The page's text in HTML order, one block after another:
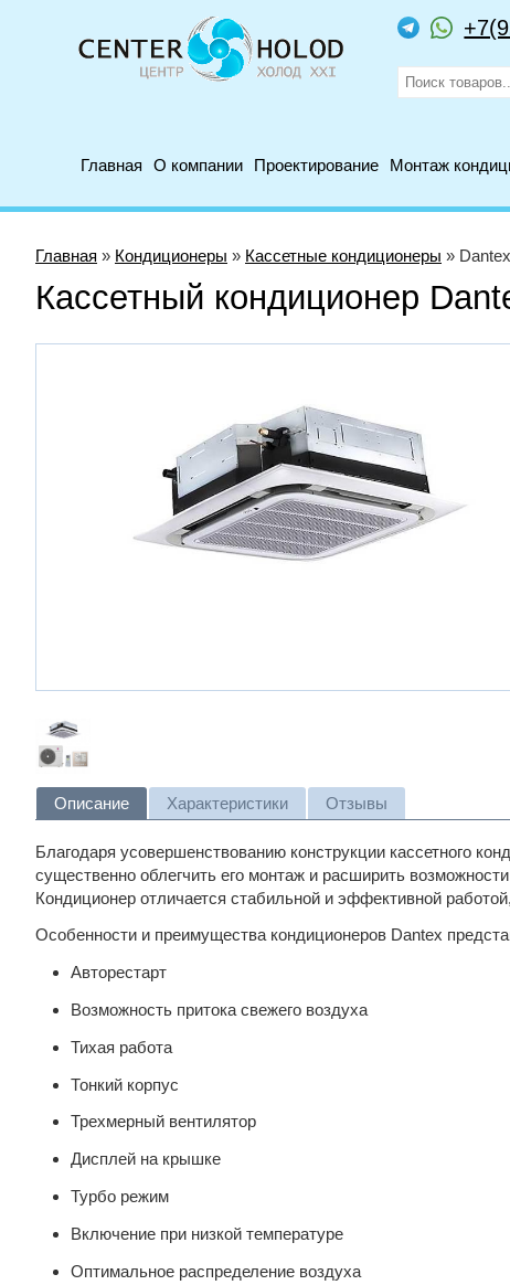
Главная О компании Проектирование Монтаж
Главная » Кондиционеры » Кассетные кондиционеры »
Кассетный кондиционер
Описание Характеристики Отзывы
Благодаря усовершенствованию конструкции кассетного
существенно облегчить его монтаж и расширить
Кондиционер отличается стабильной и эффективной
Особенности и преимущества кондиционеров Dantex
Авторестарт
Возможность притока свежего воздуха
Тихая работа
Тонкий корпус
Трехмерный вентилятор
Дисплей на крышке
Турбо режим
Включение при низкой температуре
Оптимальное распределение воздуха